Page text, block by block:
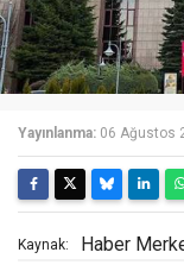
Yayınlanma: 06 Ağustos
Kaynak: Haber